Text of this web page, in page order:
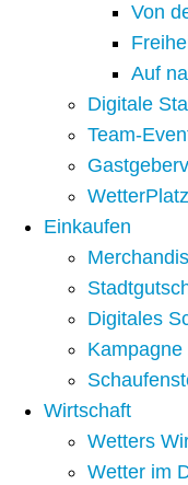
Von
Auf
Digitale
Team-
WetterPlatz
Einkaufen
Digitales
Kampagne
Wirtschaft
Wetters
Wetter im